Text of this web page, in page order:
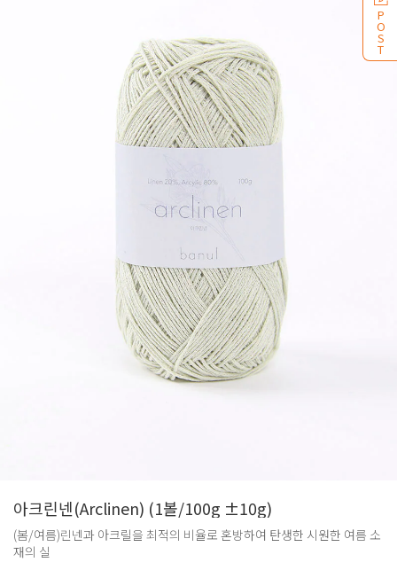
P
O
S
T
아크린넨(Arclinen) (1볼/100g ±10g)
(봄/여름)린넨과 아크릴을 최적의 비율로 혼방하여 탄생한 시원한 여름 소
재의 실